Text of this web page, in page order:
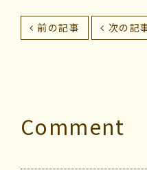
前の記事 次の記
Comment